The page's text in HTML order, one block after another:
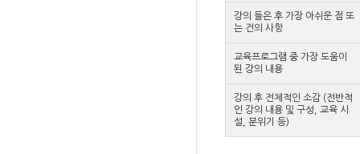
강의 들은 후 가장 아쉬운 점 또
는 건의 사항
교육프로그램 중 가장 도움이
된 강의 내용
강의 후 전체적인 소감 (전반적
인 강의 내용 및 구성, 교육 시
설, 분위기 등)